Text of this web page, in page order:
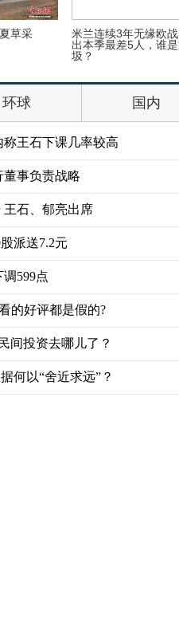
陈小春应采儿携手登封面俏皮可
爱 恩爱指数爆表
环球 国内
王石下课几率较高
事负责战略
王石、郁亮出席
派送7.2元
599点
的好评都是假的?
间投资去哪儿了？
何以“舍近求远”？